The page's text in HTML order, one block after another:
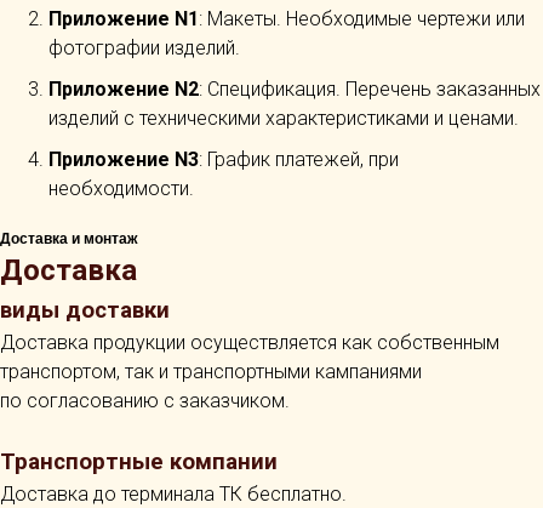
Приложение N1: Макеты. Необходимые чертежи или
фотографии изделий.
Приложение N2: Спецификация. Перечень заказанных
изделий с техническими характеристиками и ценами.
Приложение N3: График платежей, при
необходимости.
Доставка и монтаж
Доставка
виды доставки
Доставка продукции осуществляется как собственным
транспортом, так и транспортными кампаниями
по согласованию с заказчиком.
Транспортные компании
Доставка до терминала ТК бесплатно.